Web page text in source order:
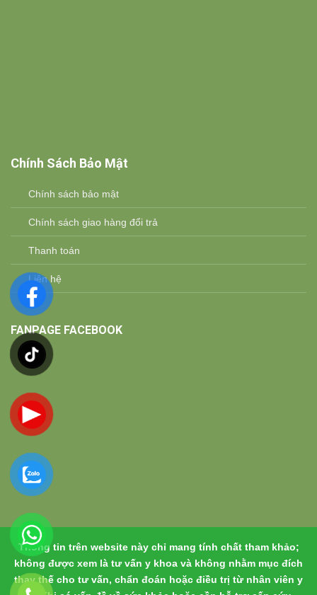
Chính Sách Bảo Mật
Chính sách bảo mật
Chính sách giao hàng đổi trả
Thanh toán
Liên hệ
FANPAGE FACEBOOK
Thông tin trên website này chỉ mang tính chất tham khảo;
không được xem là tư vấn y khoa và không nhằm mục đích
thay thế cho tư vấn, chẩn đoán hoặc điều trị từ nhân viên y